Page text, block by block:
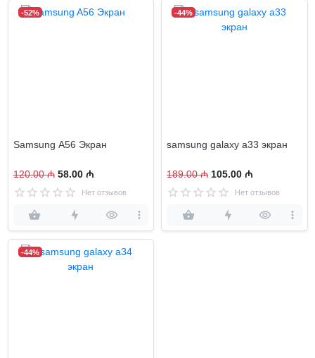
-52%
Samsung A56 Экран
120.00 ₼ 58.00 ₼
Нет отзывов
-44%
samsung galaxy a33 экран
189.00 ₼ 105.00 ₼
Нет отзывов
-44%